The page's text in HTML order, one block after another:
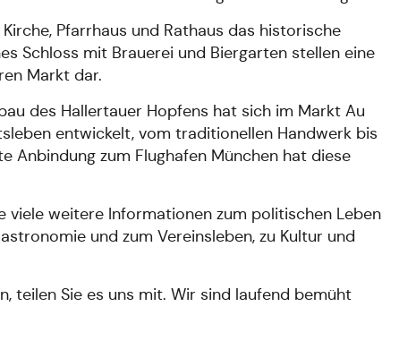
Pfarrhaus und Rathaus das historische
Schloss mit Brauerei und Biergarten stellen eine
Markt dar.
des Hallertauer Hopfens hat sich im Markt Au
entwickelt, vom traditionellen Handwerk bis
Anbindung zum Flughafen München hat diese
viele weitere Informationen zum politischen Leben
und zum Vereinsleben, zu Kultur und
teilen Sie es uns mit. Wir sind laufend bemüht